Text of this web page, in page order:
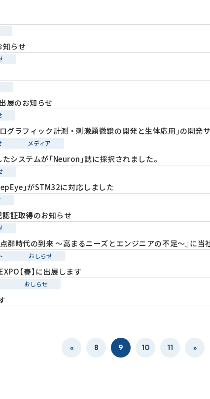
知らせ
展のお知らせ
グラフィック計測・刺激顕微鏡の開発と生体応用」の開発
メディア
システムが「Neuron」誌に採択されました。
｣がSTM32に対応しました
証取得のお知らせ
群時代の到来 ～高まるニーズとエンジニアの不足～』に当
おしらせ
【春】に出展します
おしらせ
« 8 9 10 11 »